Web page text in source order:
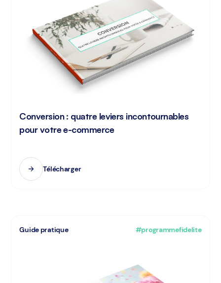
Conversion : quatre leviers incontournables
pour votre e-commerce
Télécharger
Guide pratique #programmefidelite